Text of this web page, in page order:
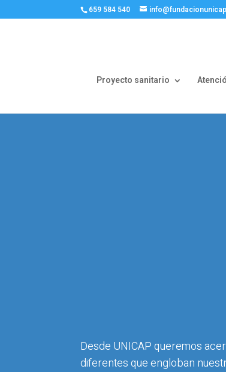
659 584 540
Proyecto sanitario
Desde UNICAP queremos
diferentes que engloban